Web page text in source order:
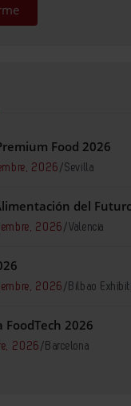
Food 2026
2026 /Sevilla
del
2026 /Valencia
2026 / Bilbao
2026
2026/ Barcelona